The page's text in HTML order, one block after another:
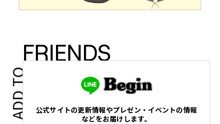
ADD TO
FRIENDS
公式サイトの更新情報やプレゼン・イベントの情報
などをお届けします。